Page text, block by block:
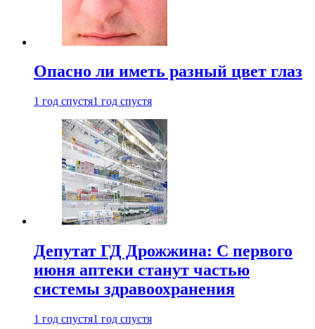
Опасно ли иметь разный цвет глаз
1 год спустя1 год спустя
Депутат ГД Дрожжина: С первого
июня аптеки станут частью
системы здравоохранения
1 год спустя1 год спустя